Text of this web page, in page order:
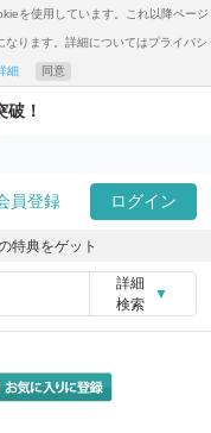
を使用しています。これ以降ページ
ります。詳細についてはプライバシ
細 同意
破！
員登録 ログイン
特典をゲット
詳細
検索
▼